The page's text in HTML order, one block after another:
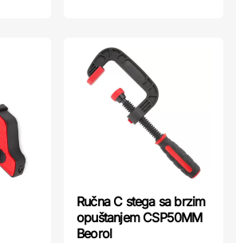
Ručna C stega sa brzim
opuštanjem CSP50MM
Beorol